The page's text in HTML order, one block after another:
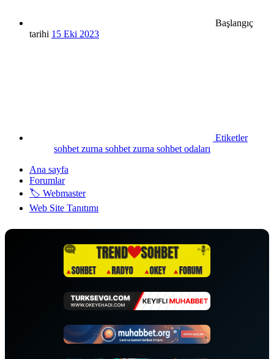
Başlangıç
tarihi 15 Eki 2023
Etiketler
sohbet zurna sohbet zurna sohbet odaları
Ana sayfa
Forumlar
🏷️ Webmaster
Web Site Tanıtımı